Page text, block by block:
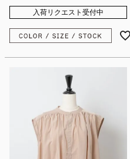
入荷リクエスト受付中